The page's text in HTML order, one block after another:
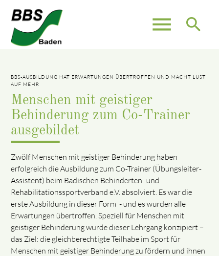
menu search
BBS-AUSBILDUNG HAT ERWARTUNGEN ÜBERTROFFEN UND MACHT LUST
AUF MEHR
Menschen mit geistiger
Behinderung zum Co-Trainer
ausgebildet
Zwölf Menschen mit geistiger Behinderung haben
erfolgreich die Ausbildung zum Co-Trainer (Übungsleiter-
Assistent) beim Badischen Behinderten- und
Rehabilitationssportverband e.V. absolviert. Es war die
erste Ausbildung in dieser Form - und es wurden alle
Erwartungen übertroffen. Speziell für Menschen mit
geistiger Behinderung wurde dieser Lehrgang konzipiert –
das Ziel: die gleichberechtigte Teilhabe im Sport für
Menschen mit geistiger Behinderung zu fördern und ihnen